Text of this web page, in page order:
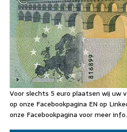
Voor slechts 5 euro plaatsen wij uw
op onze Facebookpagina EN op
onze Facebookpagina voor meer